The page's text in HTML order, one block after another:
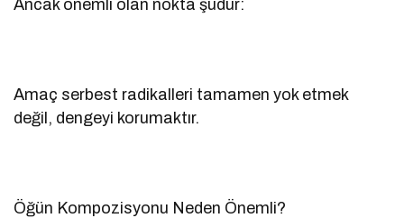
Ancak önemli olan nokta şudur:
Amaç serbest radikalleri tamamen yok etmek
değil, dengeyi korumaktır.
Öğün Kompozisyonu Neden Önemli?